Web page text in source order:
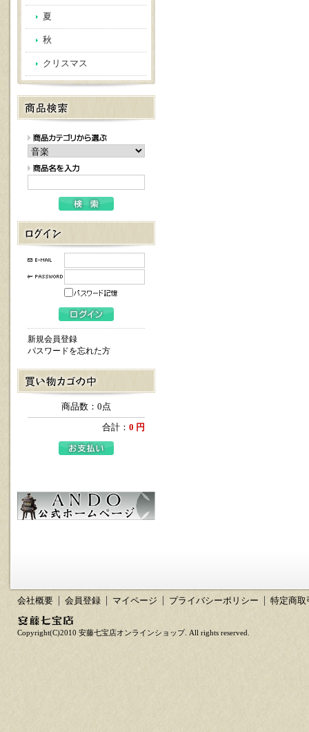
夏
秋
クリスマス
新規会員登録
パスワードを忘れた方
商品数：0点
合計： 0 円
会社概要 会員登録 マイページ プライバシーポリシー 特定商取
Copyright(C)2010 安藤七宝店オンラインショップ. All rights reserved.